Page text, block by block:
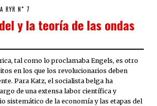
RYR N˚ 7
y la teoría de las ondas
tal como lo proclamaba Engels, es otro
en los que los revolucionarios deben
Para Katz, el socialista belga ha
de una extensa labor científica y
sistemático de la economía y las etapas del